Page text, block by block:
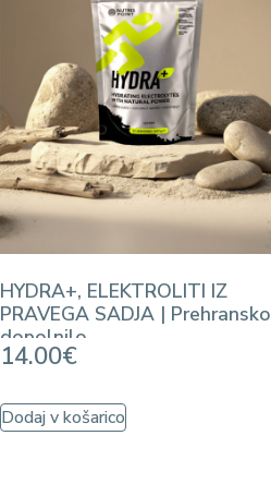
HYDRA+, ELEKTROLITI IZ
PRAVEGA SADJA | Prehransko
dopolnilo
14.00€
Dodaj v košarico